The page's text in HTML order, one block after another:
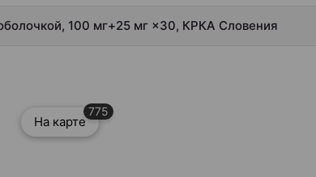
100 мг+25 мг ×30, КРКА Словения
На карте
775